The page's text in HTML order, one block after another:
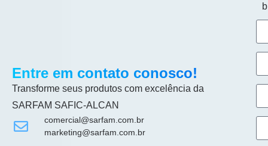
Entre em contato conosco!
Transforme seus produtos com excelência da
SARFAM SAFIC-ALCAN
comercial@sarfam.com.br
marketing@sarfam.com.br